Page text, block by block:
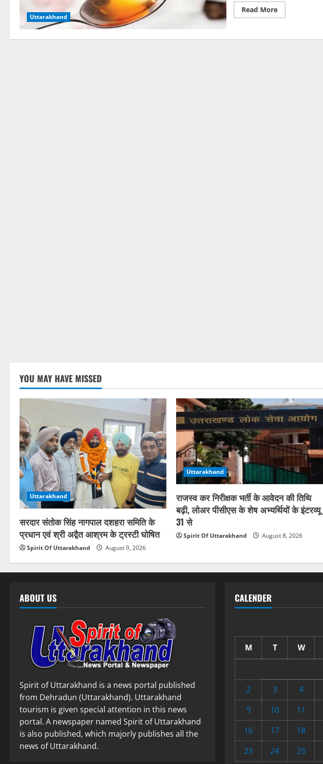
Uttarakhand
Read MoreRead
more
YOU MAY HAVE MISSED
Uttarakhand
सरदार संतोक सिंह नागपाल दशहरा समिति के
प्रधान एवं श्री अद्वैत आश्रम के ट्रस्टी घोषित
Spirit Of Uttarakhand August 9, 2026
Uttarakhand
राजस्व कर निरीक्षक भर्ती के आवेदन की तिथि
बढ़ी, लोअर पीसीएस के शेष अभ्यर्थियों के इंटरव्यू
31 से
Spirit Of Uttarakhand August 8, 2026
ABOUT US
Spirit of Uttarakhand is a news portal published
from Dehradun (Uttarakhand). Uttarakhand
tourism is given special attention in this news
portal. A newspaper named Spirit of Uttarakhand
is also published, which majorly publishes all the
news of Uttarakhand.
CALENDER
M T W
2
3 4
9
10 11
16
17 18
23
24 25